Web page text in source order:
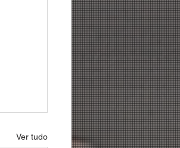
Ver tudo